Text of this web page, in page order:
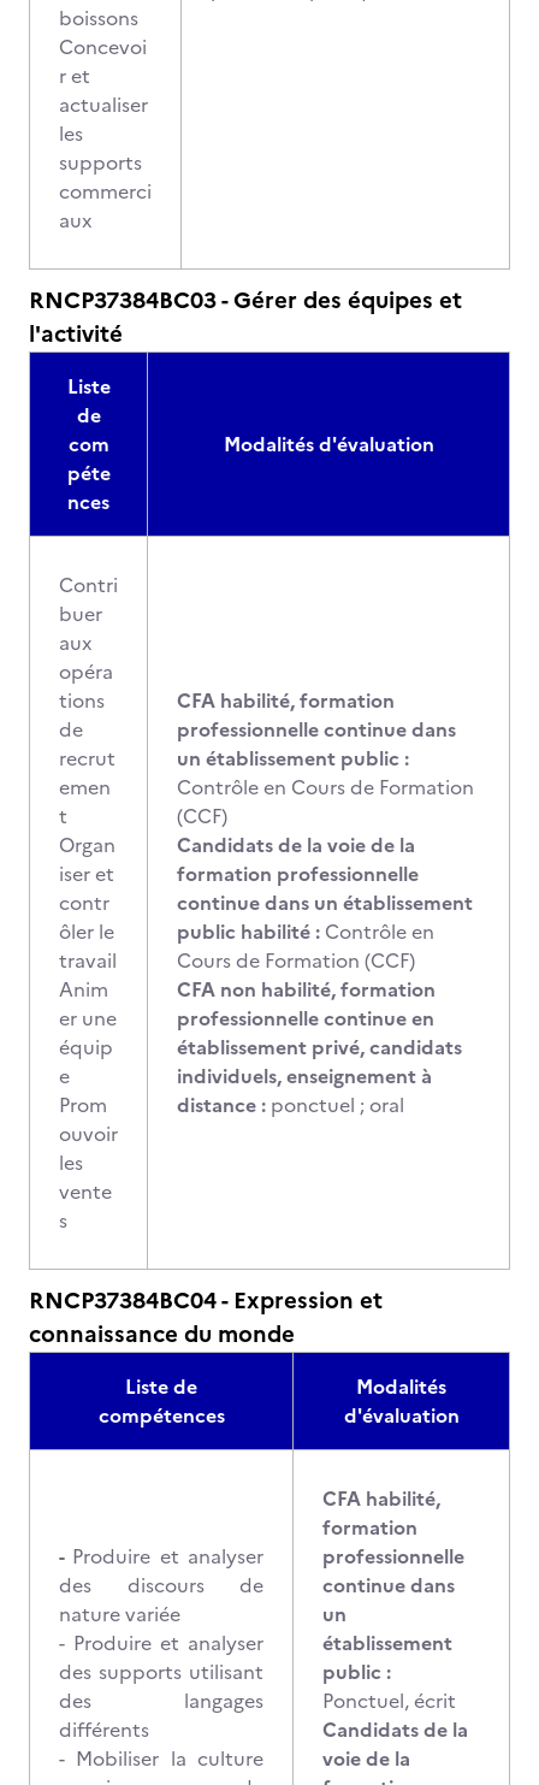
boissons
Concevoi
r et
actualiser
les
supports
commerci
aux
RNCP37384BC03 - Gérer des équipes et
l'activité
Liste
de
com
péte
nces
Modalités d'évaluation
Contri
buer
aux
opéra
tions
de
recrut
emen
t
Organ
iser et
contr
ôler le
travail
Anim
er une
équip
e
Prom
ouvoir
les
vente
s
CFA habilité, formation
professionnelle continue dans
un établissement public :
Contrôle en Cours de Formation
(CCF)
Candidats de la voie de la
formation professionnelle
continue dans un établissement
public habilité : Contrôle en
Cours de Formation (CCF)
CFA non habilité, formation
professionnelle continue en
établissement privé, candidats
individuels, enseignement à
distance : ponctuel ; oral
RNCP37384BC04 - Expression et
connaissance du monde
Liste de
compétences
Modalités
d'évaluation
- Produire et analyser
des discours de
nature variée
- Produire et analyser
des supports utilisant
des langages
différents
- Mobiliser la culture
CFA habilité,
formation
professionnelle
continue dans
un
établissement
public :
Ponctuel, écrit
Candidats de la
voie de la